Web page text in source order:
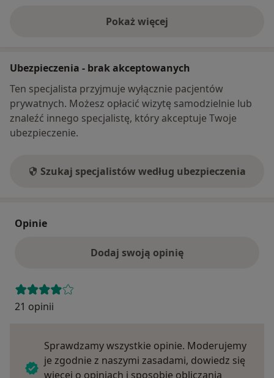
Pokaż więcej
o adresie
Ubezpieczenia - brak akceptowanych
Ten specjalista przyjmuje wyłącznie pacjentów
prywatnych. Możesz opłacić wizytę samodzielnie lub
znaleźć innego specjalistę, który akceptuje Twoje
ubezpieczenie.
Szukaj specjalistów według ubezpieczenia
Opinie
Dodaj swoją opinię
21 opinii
Sprawdzamy wszystkie opinie. Moderujemy
je zgodnie z naszymi zasadami, dowiedz się
więcej o opiniach i sposobie obliczania